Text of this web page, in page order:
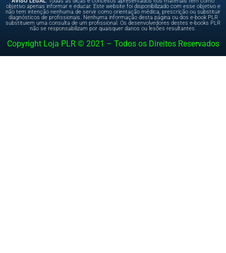
objetivo apenas informar e educar. Este website foi disponibilizado com esse objetivo e
não tem intenção nenhuma de servir como orientação médica, prescrição ou substituir
diagnósticos de profissionais. Nenhuma informação desta página ou dos e-book PLR
substituiem uma consulta de um profissional. Os desenvolvedores destes e-books PLR
não se responsabilizam por quaisquer danos ou lesões resultantes.
Copyright Loja PLR © 2021 – Todos os Direitos Reservados